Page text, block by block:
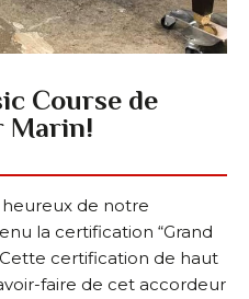
Course de
Marin!
de notre
la certification “Grand
Cette certification de haut
faire de cet accordeur